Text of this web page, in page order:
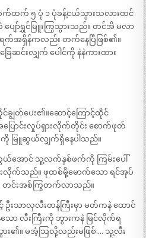
က် ၅ ပုံ ၁ ပုံခန့်ငယ်သွားသလားထင်
ျော်ရွှင်မြူးကြွသွားသည်။ တင်အိ မလာ
က်အရှိန်ကလည်း တက်နေပြီဖြစ်၏။
ခြေဆင်းလျှက် ပေါင်ကို နဲနဲကားထား
တ်ပေး၏။ဆောင့်ကြောင့်ထိုင်
ောင်းလှုပ်ရှားလိုက်တိုင်း စောက်ဖုတ်
လှကို မြူဆွယ်လျှက်ရှိနေပါသည်။
အောင် သူ့လက်နှစ်ဖက်ကို ကြမ်းပေါ်
းလိုက်သည်။ ဖုထစ်မို့မောက်သော ရင်အုပ်
တင်းအစ်ကြွတက်လာသည်။
းသာလှလီးတန်ကြီးမှာ မတ်ကနဲ ထောင်
ာ လီးကြီးကို ဘွားကနဲ မြင်လိုက်ရ
၏။ မအံ့သြလို့လည်းမဖြစ်…. သူ့လီး